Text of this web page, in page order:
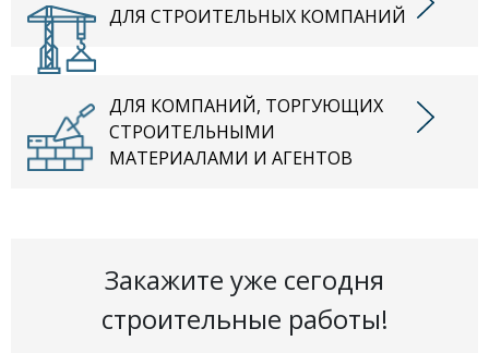
ДЛЯ СТРОИТЕЛЬНЫХ КОМПАНИЙ
ДЛЯ КОМПАНИЙ, ТОРГУЮЩИХ
СТРОИТЕЛЬНЫМИ
МАТЕРИАЛАМИ И АГЕНТОВ
Закажите уже сегодня
строительные работы!